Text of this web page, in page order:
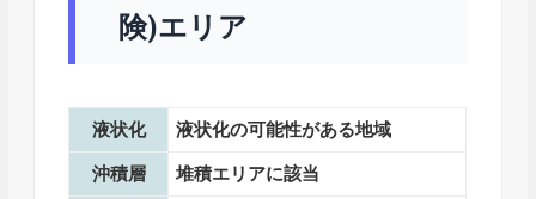
険)エリア
液状化 液状化の可能性がある地域
沖積層 堆積エリアに該当